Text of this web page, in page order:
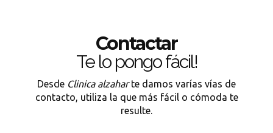
Contactar
Te lo pongo fácil!
Desde Clinica alzaharte damos varías vías de
contacto, utiliza la que más fácil o cómoda te
resulte.